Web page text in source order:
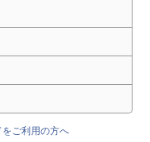
ご利用の方へ